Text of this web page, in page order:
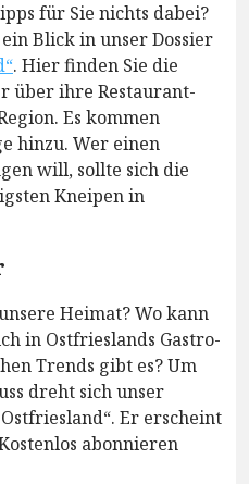
für Sie nichts dabei?
Blick in unser Dossier
. Hier finden Sie die
über ihre Restaurant-
Es kommen
hinzu. Wer einen
will, sollte sich die
Kneipen in
Heimat? Wo kann
in Ostfrieslands Gastro-
Trends gibt es? Um
dreht sich unser
Er erscheint
abonnieren